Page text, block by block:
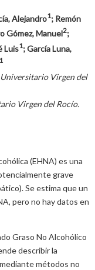
Alejandro1; Remón
Gómez, Manuel2;
Luis1; García Luna,
1
Virgen del
Virgen del Rocío.
(EHNA) es una
grave
Se estima que un
pero no hay datos en
Graso No Alcohólico
describir la
métodos no